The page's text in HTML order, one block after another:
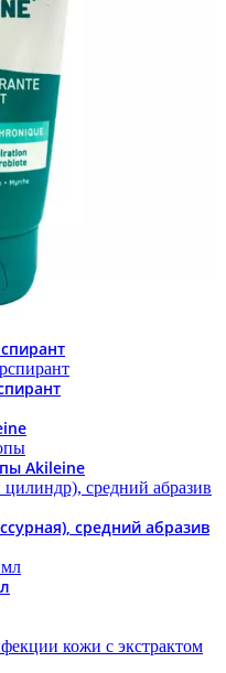
Akileine
средний абразив